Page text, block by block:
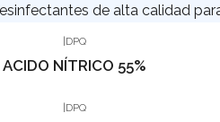
de alta calidad
|DPQ
ACIDO NÍTRICO 55%
DPQ